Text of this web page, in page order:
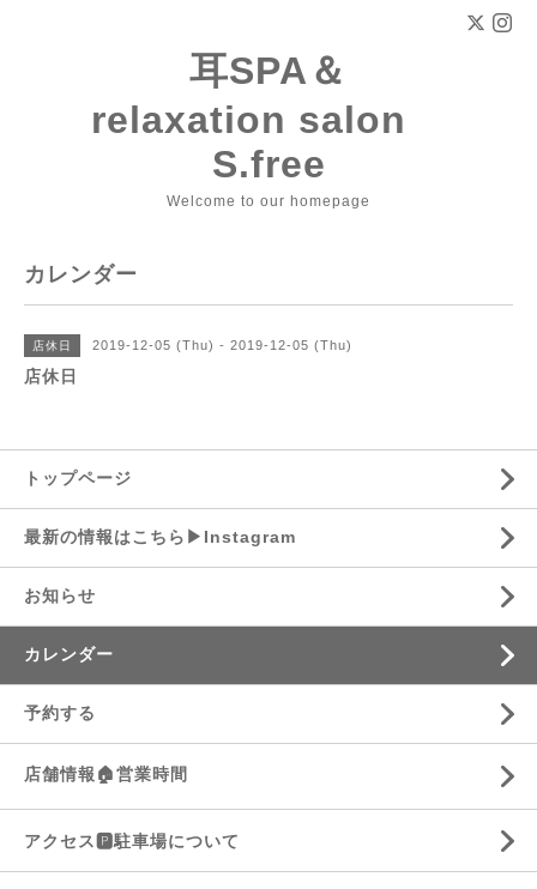
耳SPA＆
relaxation salon
S.free
Welcome to our homepage
カレンダー
店休日 2019-12-05 (Thu) - 2019-12-05 (Thu)
店休日
トップページ
最新の情報はこちら▶︎Instagram
お知らせ
カレンダー
予約する
店舗情報🏠営業時間
アクセス🅿️駐車場について